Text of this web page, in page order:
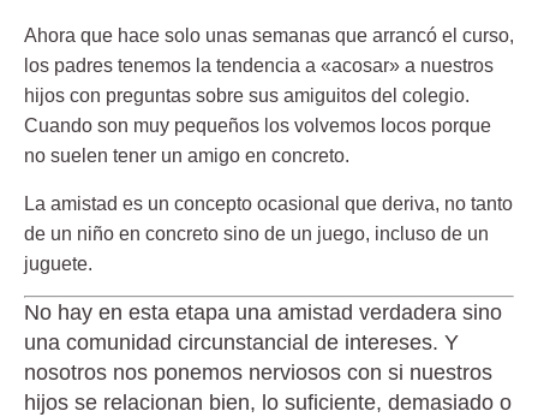
Ahora que hace solo unas semanas que arrancó el curso,
los padres tenemos la tendencia a «acosar» a nuestros
hijos con preguntas sobre sus amiguitos del colegio.
Cuando son muy pequeños los volvemos locos porque
no suelen tener un amigo en concreto.
La amistad es un concepto ocasional que deriva, no tanto
de un niño en concreto sino de un juego, incluso de un
juguete.
No hay en esta etapa una amistad verdadera sino
una comunidad circunstancial de intereses. Y
nosotros nos ponemos nerviosos con si nuestros
hijos se relacionan bien, lo suficiente, demasiado o